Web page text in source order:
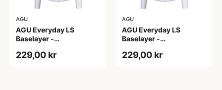
AGU
AGU Everyday LS
Baselayer -
Ærmer - Herre - Hvid -
229,00 kr
AGU
AGU Everyday LS
Baselayer -
Ærmer - Herre - Hvid
229,00 kr